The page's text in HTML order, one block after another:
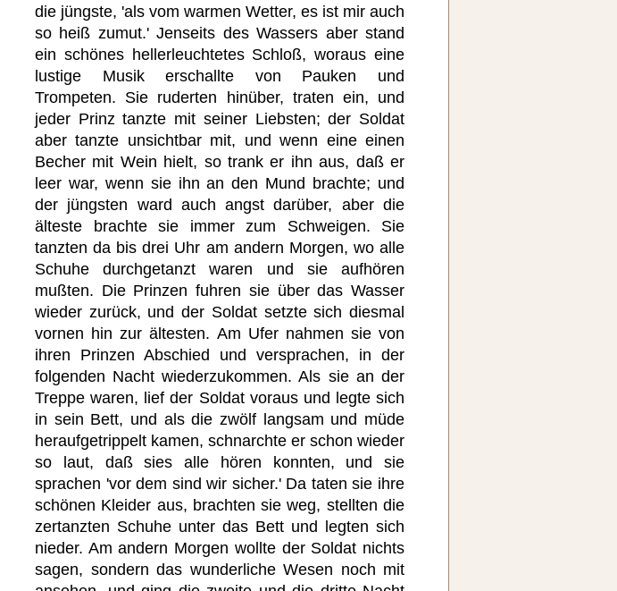
die jüngste, 'als vom warmen Wetter, es ist mir auch
so heiß zumut.' Jenseits des Wassers aber stand
ein schönes hellerleuchtetes Schloß, woraus eine
lustige Musik erschallte von Pauken und
Trompeten. Sie ruderten hinüber, traten ein, und
jeder Prinz tanzte mit seiner Liebsten; der Soldat
aber tanzte unsichtbar mit, und wenn eine einen
Becher mit Wein hielt, so trank er ihn aus, daß er
leer war, wenn sie ihn an den Mund brachte; und
der jüngsten ward auch angst darüber, aber die
älteste brachte sie immer zum Schweigen. Sie
tanzten da bis drei Uhr am andern Morgen, wo alle
Schuhe durchgetanzt waren und sie aufhören
mußten. Die Prinzen fuhren sie über das Wasser
wieder zurück, und der Soldat setzte sich diesmal
vornen hin zur ältesten. Am Ufer nahmen sie von
ihren Prinzen Abschied und versprachen, in der
folgenden Nacht wiederzukommen. Als sie an der
Treppe waren, lief der Soldat voraus und legte sich
in sein Bett, und als die zwölf langsam und müde
heraufgetrippelt kamen, schnarchte er schon wieder
so laut, daß sies alle hören konnten, und sie
sprachen 'vor dem sind wir sicher.' Da taten sie ihre
schönen Kleider aus, brachten sie weg, stellten die
zertanzten Schuhe unter das Bett und legten sich
nieder. Am andern Morgen wollte der Soldat nichts
sagen, sondern das wunderliche Wesen noch mit